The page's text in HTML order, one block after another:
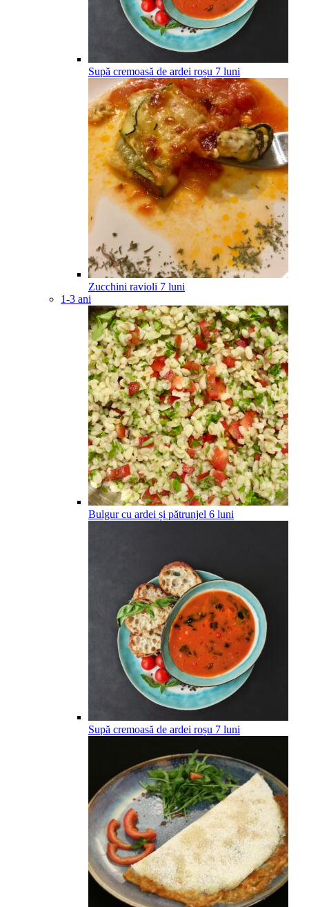
Supă cremoasă de ardei roșu 7 luni
Zucchini ravioli 7 luni
1-3 ani
Bulgur cu ardei și pătrunjel 6 luni
Supă cremoasă de ardei roșu 7 luni